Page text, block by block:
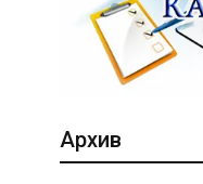
Архив